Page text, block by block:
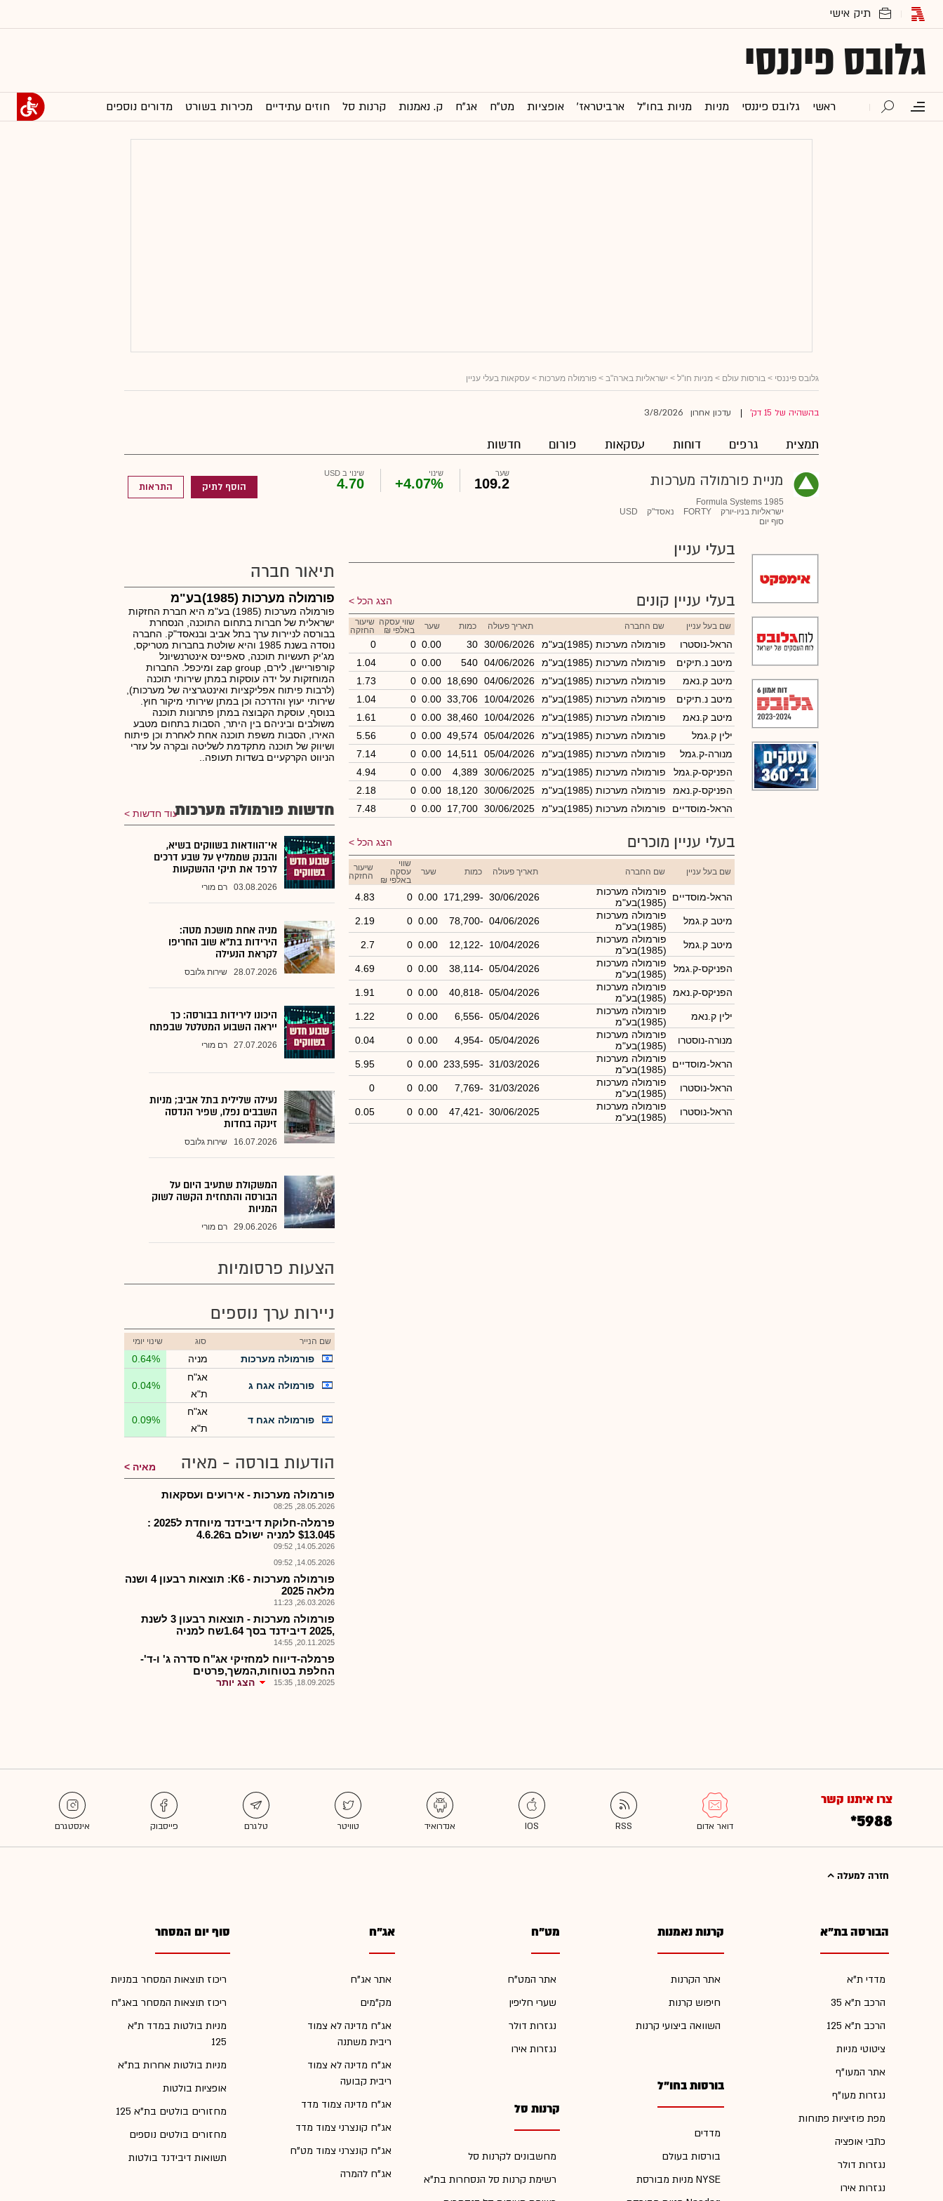
גלובס פיננסי
ראשי גלובס פיננסי מניות מניות בחו"ל ארביטראז' אופציות מט"ח אג"ח ק. נאמנות קרנות סל חוזים עתידיים מכירות בשורט מדורים נוספים
גלובס פיננסי > בורסות עולם > מניות חו"ל > ישראליות בארה"ב > פורמולה מערכות > עסקאות בעלי עניין
בהשהיה של 15 דק' עדכון אחרון 3/8/2026
תמצית גרפים דוחות עסקאות פורום חדשות
מניית פורמולה מערכות
Formula Systems 1985
ישראליות בניו-יורק
FORTY נאסד"ק
USD
סוף יום
שער
109.2
שינוי
+4.07%
שינוי ב USD
4.70 הוסף לתיק התראות
בעלי עניין
בעלי עניין קונים הצג הכל
שם בעל עניין שם החברה תאריך פעולה כמות שער
שווי עסקה
באלפי ₪
שיעור
החזקה
הראל-נוסטרו פורמולה מערכות (1985)בע"מ 30/06/2026
30
0.00
0
0
מיטב נ.תיקים
פורמולה מערכות (1985)בע"מ 04/06/2026
540
0.00
0
1.04
מיטב ק.נאמ
פורמולה מערכות (1985)בע"מ 04/06/2026
18,690
0.00
0
1.73
מיטב נ.תיקים
פורמולה מערכות (1985)בע"מ 10/04/2026
33,706
0.00
0
1.04
מיטב ק.נאמ
פורמולה מערכות (1985)בע"מ 10/04/2026
38,460
0.00
0
1.61
ילין ק.גמל
פורמולה מערכות (1985)בע"מ 05/04/2026
49,574
0.00
0
5.56
מנורה-ק.גמל
פורמולה מערכות (1985)בע"מ 05/04/2026
14,511
0.00
0
7.14
הפניקס-ק.גמל
פורמולה מערכות (1985)בע"מ 30/06/2025
4,389
0.00
0
4.94
הפניקס-ק.נאמ
פורמולה מערכות (1985)בע"מ 30/06/2025
18,120
0.00
0
2.18
הראל-מוסדיים
פורמולה מערכות (1985)בע"מ 30/06/2025
17,700
0.00
0
7.48
בעלי עניין מוכרים הצג הכל
שם בעל עניין שם החברה תאריך פעולה כמות שער
שווי
עסקה
באלפי ₪
שיעור
החזקה
הראל-מוסדיים
פורמולה מערכות
(1985)בע"מ
30/06/2026
-171,299
0.00
0
4.83
מיטב ק.גמל
פורמולה מערכות
(1985)בע"מ
04/06/2026
-78,700
0.00
0
2.19
מיטב ק.גמל
פורמולה מערכות
(1985)בע"מ
10/04/2026
-12,122
0.00
0
2.7
הפניקס-ק.גמל
פורמולה מערכות
(1985)בע"מ
05/04/2026
-38,114
0.00
0
4.69
הפניקס-ק.נאמ
פורמולה מערכות
(1985)בע"מ
05/04/2026
-40,818
0.00
0
1.91
ילין ק.נאמ
פורמולה מערכות
(1985)בע"מ
05/04/2026
-6,556
0.00
0
1.22
מנורה-נוסטרו
פורמולה מערכות
(1985)בע"מ
05/04/2026
-4,954
0.00
0
0.04
הראל-מוסדיים
פורמולה מערכות
(1985)בע"מ
31/03/2026
-233,595
0.00
0
5.95
הראל-נוסטרו
פורמולה מערכות
(1985)בע"מ
31/03/2026
-7,769
0.00
0
0
הראל-נוסטרו
פורמולה מערכות
(1985)בע"מ
30/06/2025
-47,421
0.00
0
0.05
תיאור חברה
פורמולה מערכות (1985)בע"מ
פורמולה מערכות (1985) בע"מ היא חברת החזקות
ישראלית של חברות בתחום התוכנה, הנסחרת
בבורסה לניירות ערך בתל אביב ובנאסד"ק. החברה
נוסדה בשנת 1985 והיא שולטת בחברות מטריקס,
מג'יק תעשיות תוכנה, סאפיינס אינטרנשיונל
קורפוריישן, לירם, zap group ומיכפל. החברות
המוחזקות על ידה עוסקות במתן שירותי תוכנה
(לרבות פיתוח אפליקציות ואינטגרציה של מערכות),
שירותי יעוץ והדרכה וכן במתן שירותי מיקור חוץ.
בנוסף, עוסקת הקבוצה במתן פתרונות תוכנה
משולבים וביניהם בין היתר, הסבות בתחום מטבע
האירו, הסבות משפת תוכנה אחת לאחרת וכן פיתוח
ושיווק של תוכנה מתקדמת לשליטה ובקרה על עזרי
הניווט הקרקעיים בשדות תעופה..
חדשות פורמולה מערכותעוד חדשות
אי־הוודאות בשווקים בשיא,
והבנק שממליץ על שבע דרכים
לרפד את תיקי ההשקעות
03.08.2026 רם מורי
מניה אחת מושכת מטה:
הירידות בת"א שוב החריפו
לקראת הנעילה
28.07.2026 שירות גלובס
היכונו לירידות בבורסה: כך
ייראה השבוע המטלטל שבפתח
27.07.2026 רם מורי
נעילה שלילית בתל אביב; מניות
השבבים נפלו, שפיר הנדסה
זינקה בחדות
16.07.2026 שירות גלובס
המשקולת שתעיב היום על
הבורסה והתחזית הקשה לשוק
המניות
29.06.2026 רם מורי
הצעות פרסומיות
ניירות ערך נוספים
שם הנייר סוג שינוי יומי
פורמולה מערכות מניה 0.64%
פורמולה אגח ג
אג"ח
ת"א
0.04%
פורמולה אגח ד
אג"ח
ת"א
0.09%
הודעות בורסה - מאיה מאיה
פורמולה מערכות - אירועים ועסקאות
28.05.2026, 08:25
פרמלה-חלוקת דיבידנד מיוחדת ל2025 :
$13.045 למניה ישולם ב4.6.26
14.05.2026, 09:52
14.05.2026, 09:52
פורמולה מערכות - K6: תוצאות רבעון 4 ושנה
מלאה 2025
26.03.2026, 11:23
פורמולה מערכות - תוצאות רבעון 3 לשנת
,2025 דיבידנד בסך 1.64שח למניה
20.11.2025, 14:55
פרמלה-דיווח למחזיקי אג"ח סדרה ג' ו-ד'-
החלפת בטוחות,המשך,פרטים
18.09.2025, 15:35 הצג יותר
צרו איתנו קשר
*5988
חזרה למעלה
הבורסה בת"א
מדדי ת"א
הרכב ת"א 35
הרכב ת"א 125
ציטוטי מניות
אתר המעו"ף
נגזרות מעו"ף
מפת פוזיציות פתוחות
כתבי אופציה
נגזרות דולר
נגזרות אירו
קרנות נאמנות
אתר הקרנות
חיפוש קרנות
השוואה ביצועי קרנות
בורסות בחו"ל
מדדים
בורסות בעולם
מניות מבורסת NYSE
מט"ח
אתר המט"ח
שערי חליפין
נגזרות דולר
נגזרות אירו
קרנות סל
מחשבונים לקרנות סל
רשימת קרנות סל הנסחרות בת"א
אג"ח
אתר אג"ח
מק"מים
אג"ח מדינה לא צמוד
ריבית משתנה
אג"ח מדינה לא צמוד
ריבית קבועה
אג"ח מדינה צמוד מדד
אג"ח קונצרני צמוד מדד
אג"ח קונצרני צמוד מט"ח
אג"ח להמרה
סוף יום המסחר
ריכוז תוצאות המסחר במניות
ריכוז תוצאות המסחר באג"ח
מניות בולטות במדד ת"א
125
מניות בולטות אחרות בת"א
אופציות בולטות
מחזורים בולטים בת"א 125
מחזורים בולטים נוספים
תשואות דיבידנד בולטות